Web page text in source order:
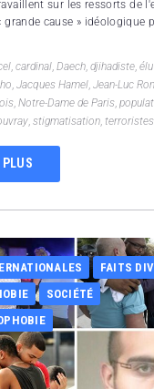
sur les ressorts de
grande cause » idéologique
cardinal Daech djihadiste
Jacques Hamel Jean-Luc
Notre-Dame de Paris
stigmatisation terroristes
PLUS
FAITS
SOCIÉTÉ